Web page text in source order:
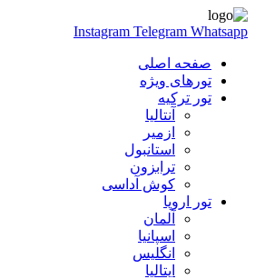
Instagram Telegram Whatsapp
صفحه اصلی
تورهای ویژه
تور ترکیه
آنتالیا
ازمیر
استانبول
ترابزون
کوش آداسی
تور اروپا
آلمان
اسپانیا
انگلیس
ایتالیا